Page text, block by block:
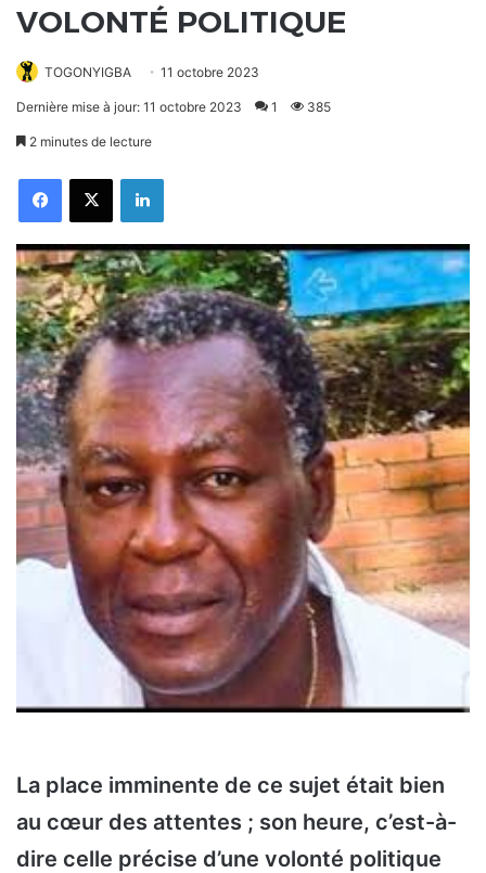
VOLONTÉ POLITIQUE
TOGONYIGBA 11 octobre 2023
Dernière mise à jour: 11 octobre 2023 1 385
2 minutes de lecture
FacebookX Linkedin
La place imminente de ce sujet était bien
au cœur des attentes ; son heure, c’est-à-
dire celle précise d’une volonté politique